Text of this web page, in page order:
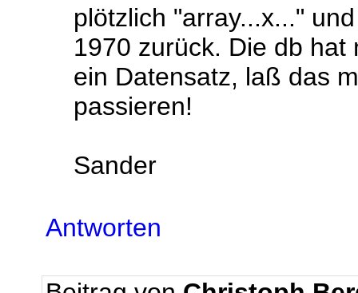
plötzlich "array...x..."
1970 zurück. Die db
ein Datensatz, laß das
passieren!
Sander
Antworten